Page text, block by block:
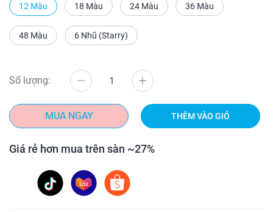
12 Màu 18 Màu 24 Màu 36 Màu
48 Màu 6 Nhũ (Starry)
Số lượng:
MUA NGAY THÊM VÀO GIỎ
Giá rẻ hơn mua trên sàn ~27%